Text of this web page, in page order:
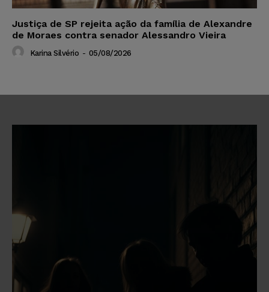
Justiça de SP rejeita ação da família de Alexandre
de Moraes contra senador Alessandro Vieira
Karina Silvério - 05/08/2026